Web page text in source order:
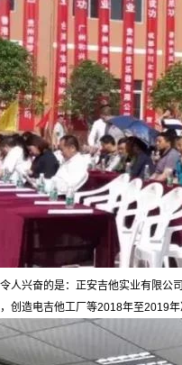
人兴奋的是：正安吉他实业有限公
创造电吉他工厂等2018年至2019